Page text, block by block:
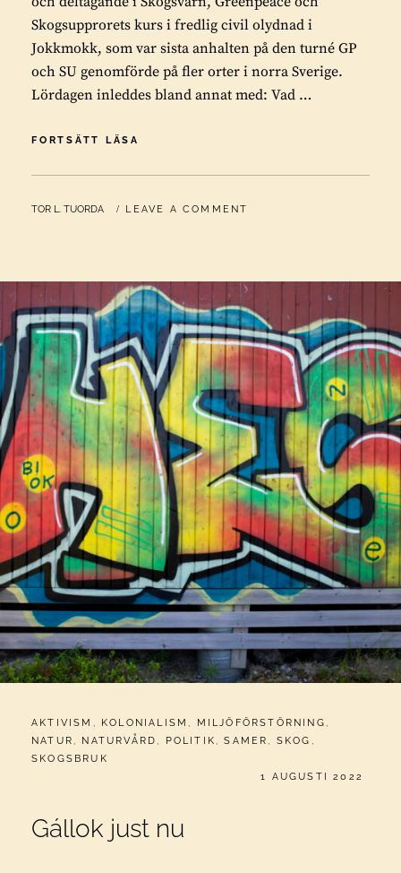
Skogsupprorets kurs i fredlig civil olydnad i
Jokkmokk, som var sista anhalten på den turné GP
och SU genomförde på fler orter i norra Sverige.
Lördagen inleddes bland annat med: Vad …
FORTSÄTT LÄSA
CIVIL
I
BY
TOR L. TUORDA LEAVE A COMMENT
CATEGORIES:
AKTIVISM , KOLONIALISM , MILJÖFÖRSTÖRNING ,
NATUR , NATURVÅRD , POLITIK ,SAMER , SKOG ,
SKOGSBRUK
PUBLICERAT
1 AUGUSTI 2022
Gállok just nu